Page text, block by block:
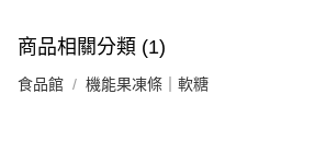
商品相關分類 (1)
食品館 機能果凍條｜軟糖